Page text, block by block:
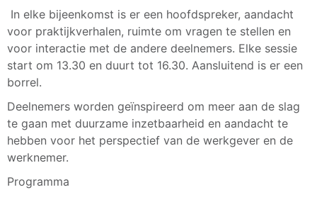
In elke bijeenkomst is er een hoofdspreker, aandacht
voor praktijkverhalen, ruimte om vragen te stellen en
voor interactie met de andere deelnemers. Elke sessie
start om 13.30 en duurt tot 16.30. Aansluitend is er een
borrel.
Deelnemers worden geïnspireerd om meer aan de slag
te gaan met duurzame inzetbaarheid en aandacht te
hebben voor het perspectief van de werkgever en de
werknemer.
Programma